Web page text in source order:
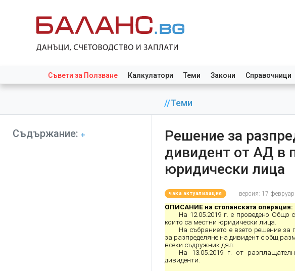
Съвети за Ползване Калкулатори Теми Закони Справочници
//Теми
Съдържание:
Решение за
дивидент от АД в
юридически лица
чака актуализация версия: 17
ОПИСАНИЕ на стопанската операция:
На 12.05.2019 г. е проведено
които са местни юридически лица.
На събранието е взето решение
за разпределяне на дивидент с общ
всеки съдружник дял.
На 13.05.2019 г. от
дивиденти.